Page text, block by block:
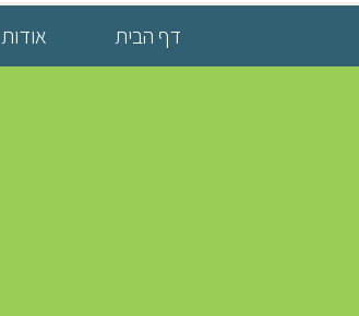
דף הבית אודות